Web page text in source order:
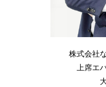
株式会社
上席エ